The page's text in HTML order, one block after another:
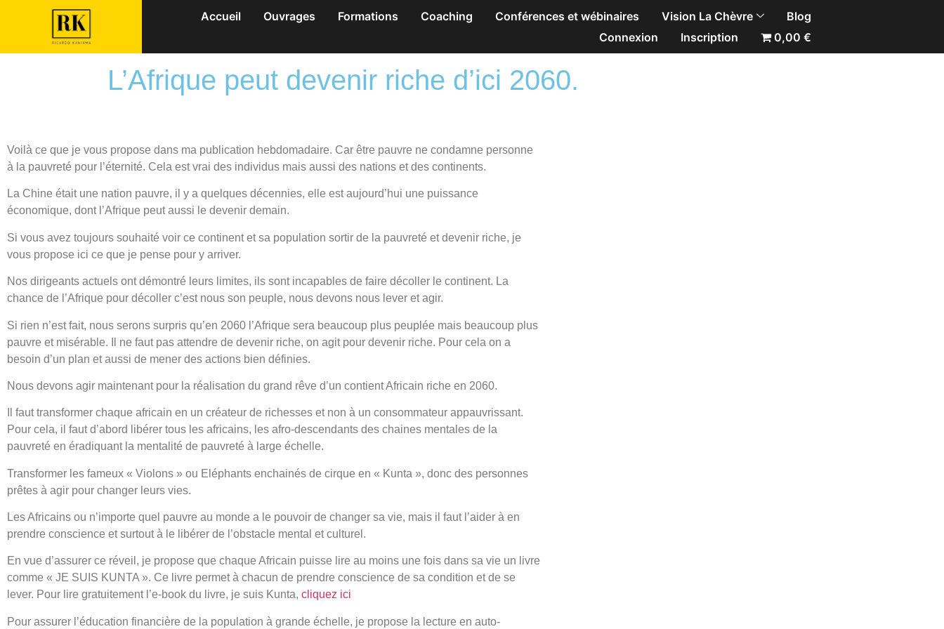
Accueil Ouvrages Formations Coaching Conférences et wébinaires Vision La Chèvre
Blog
Connexion
Inscription 0,00 €
L’Afrique peut devenir riche d’ici 2060.
Voilà ce que je vous propose dans ma publication hebdomadaire. Car être pauvre ne condamne personne
à la pauvreté pour l’éternité. Cela est vrai des individus mais aussi des nations et des continents.
La Chine était une nation pauvre, il y a quelques décennies, elle est aujourd’hui une puissance
économique, dont l’Afrique peut aussi le devenir demain.
Si vous avez toujours souhaité voir ce continent et sa population sortir de la pauvreté et devenir riche, je
vous propose ici ce que je pense pour y arriver.
Nos dirigeants actuels ont démontré leurs limites, ils sont incapables de faire décoller le continent. La
chance de l’Afrique pour décoller c’est nous son peuple, nous devons nous lever et agir.
Si rien n’est fait, nous serons surpris qu’en 2060 l’Afrique sera beaucoup plus peuplée mais beaucoup plus
pauvre et misérable. Il ne faut pas attendre de devenir riche, on agit pour devenir riche. Pour cela on a
besoin d’un plan et aussi de mener des actions bien définies.
Nous devons agir maintenant pour la réalisation du grand rêve d’un contient Africain riche en 2060.
Il faut transformer chaque africain en un créateur de richesses et non à un consommateur appauvrissant.
Pour cela, il faut d’abord libérer tous les africains, les afro-descendants des chaines mentales de la
pauvreté en éradiquant la mentalité de pauvreté à large échelle.
Transformer les fameux « Violons » ou Eléphants enchainés de cirque en « Kunta », donc des personnes
prêtes à agir pour changer leurs vies.
Les Africains ou n’importe quel pauvre au monde a le pouvoir de changer sa vie, mais il faut l’aider à en
prendre conscience et surtout à le libérer de l’obstacle mental et culturel.
En vue d’assurer ce réveil, je propose que chaque Africain puisse lire au moins une fois dans sa vie un livre
comme « JE SUIS KUNTA ». Ce livre permet à chacun de prendre conscience de sa condition et de se
lever. Pour lire gratuitement l’e-book du livre, je suis Kunta, cliquez ici
Pour assurer l’éducation financière de la population à grande échelle, je propose la lecture en auto-